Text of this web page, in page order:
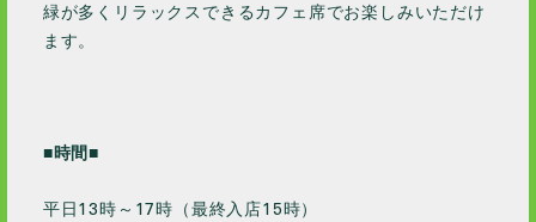
緑が多くリラックスできるカフェ席でお楽しみいただけ
ます。
■時間■
平日13時～17時（最終入店15時）